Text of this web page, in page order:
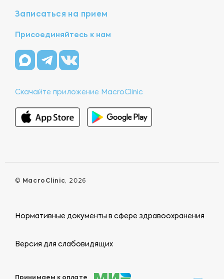
Записаться на прием
Присоединяйтесь к нам
Скачайте приложение MacroClinic
© MacroClinic, 2026
Нормативные документы в сфере здравоохранения
Версия для слабовидящих